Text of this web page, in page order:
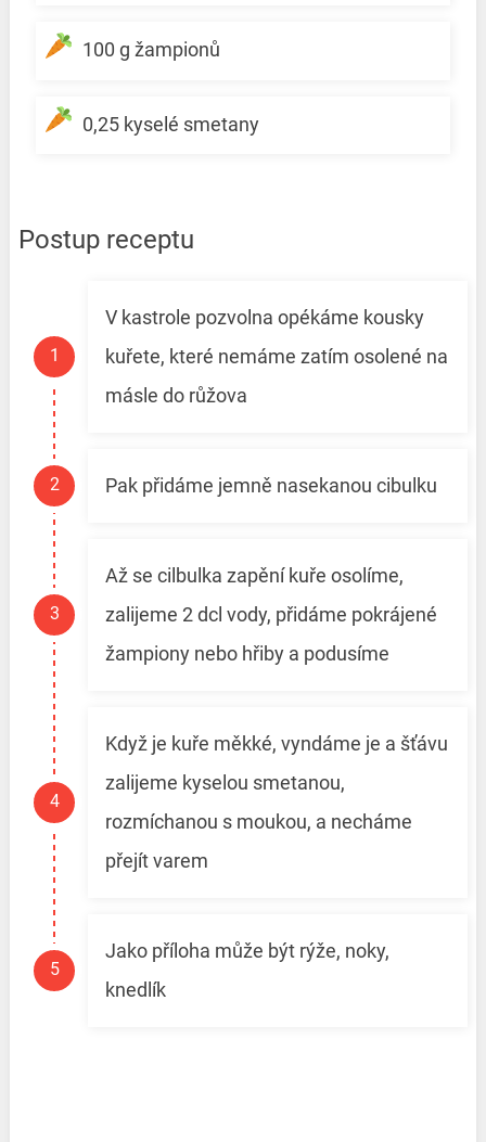
100 g žampionů
0,25 kyselé smetany
Postup receptu
V kastrole pozvolna opékáme kousky
kuřete, které nemáme zatím osolené na
másle do růžova
Pak přidáme jemně nasekanou cibulku
Až se cilbulka zapění kuře osolíme,
zalijeme 2 dcl vody, přidáme pokrájené
žampiony nebo hřiby a podusíme
Když je kuře měkké, vyndáme je a šťávu
zalijeme kyselou smetanou,
rozmíchanou s moukou, a necháme
přejít varem
Jako příloha může být rýže, noky,
knedlík